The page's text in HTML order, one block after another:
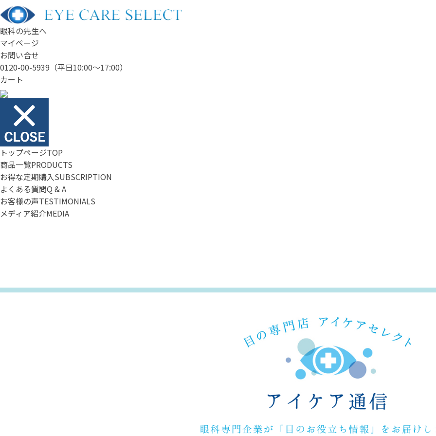
眼科の先生へ
マイページ
お問い合せ
0120-00-5939 （平日10:00～17:00）
カート
トップページTOP
商品一覧PRODUCTS
お得な定期購入SUBSCRIPTION
よくある質問Q & A
お客様の声TESTIMONIALS
メディア紹介MEDIA